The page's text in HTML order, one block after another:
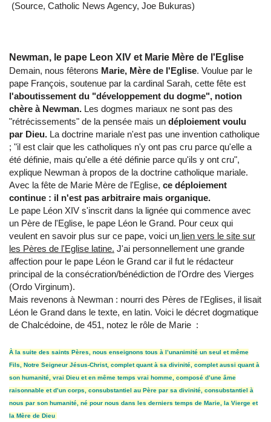
(Source, Catholic News Agency, Joe Bukuras)
Newman, le pape Leon XIV et Marie Mère de l'Eglise
Demain, nous fêterons Marie, Mère de l'Eglise. Voulue par le
pape François, soutenue par la cardinal Sarah, cette fête est
l'aboutissement du "développement du dogme", notion
chère à Newman. Les dogmes mariaux ne sont pas des
"rétrécissements" de la pensée mais un déploiement voulu
par Dieu. La doctrine mariale n'est pas une invention catholique
; "il est clair que les catholiques n'y ont pas cru parce qu'elle a
été définie, mais qu'elle a été définie parce qu'ils y ont cru",
explique Newman à propos de la doctrine catholique mariale.
Avec la fête de Marie Mère de l'Eglise, ce déploiement
continue : il n'est pas arbitraire mais organique.
Le pape Léon XIV s'inscrit dans la lignée qui commence avec
un Père de l'Eglise, le pape Léon le Grand. Pour ceux qui
veulent en savoir plus sur ce pape, voici un lien vers le site sur
les Pères de l'Eglise latine. J'ai personnellement une grande
affection pour le pape Léon le Grand car il fut le rédacteur
principal de la consécration/bénédiction de l'Ordre des Vierges
(Ordo Virginum).
Mais revenons à Newman : nourri des Pères de l'Eglises, il lisait
Léon le Grand dans le texte, en latin. Voici le décret dogmatique
de Chalcédoine, de 451, notez le rôle de Marie :
À la suite des saints Pères, nous enseignons tous à l’unanimité un seul et même
Fils, Notre Seigneur Jésus-Christ, complet quant à sa divinité, complet aussi quant à
son humanité, vrai Dieu et en même temps vrai homme, composé d’une âme
raisonnable et d’un corps, consubstantiel au Père par sa divinité, consubstantiel à
nous par son humanité, né pour nous dans les derniers temps de Marie, la Vierge et
la Mère de Dieu